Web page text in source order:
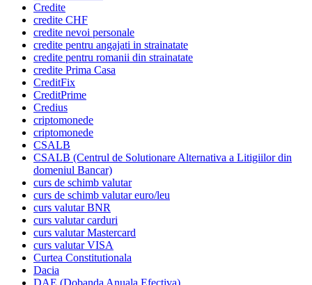
Credite
credite CHF
credite nevoi personale
credite pentru angajati in strainatate
credite pentru romanii din strainatate
credite Prima Casa
CreditFix
CreditPrime
Credius
criptomonede
criptomonede
CSALB
CSALB (Centrul de Solutionare Alternativa a Litigiilor din
domeniul Bancar)
curs de schimb valutar
curs de schimb valutar euro/leu
curs valutar BNR
curs valutar carduri
curs valutar Mastercard
curs valutar VISA
Curtea Constitutionala
Dacia
DAE (Dobanda Anuala Efectiva)